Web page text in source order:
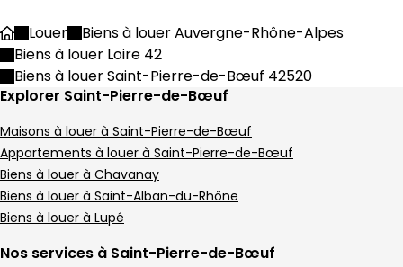
714 €
Le Péage-de-Roussillon - 38550
Appartement • 2 pièces • 45 m²
DPE :
C 1 chambre
,
1 Terrasse
,
Terrain 50 m²
de village 87 m² 4 pièces Chavanay
Aller à l'image1
Aller à l'image2
Aller à l'image3
Aller à l'image4
Aller à l'image5
AccueilLouer
Biens à louer Auvergne-Rhône-Alpes
Biens à louer Loire 42
Biens à louer Saint-Pierre-de-Bœuf 42520
Explorer Saint-Pierre-de-Bœuf
Maisons à louer à Saint-Pierre-de-Bœuf
Appartements à louer à Saint-Pierre-de-Bœuf
Biens à louer à Chavanay
Biens à louer à Saint-Alban-du-Rhône
Biens à louer à Lupé
Nos services à Saint-Pierre-de-Bœuf